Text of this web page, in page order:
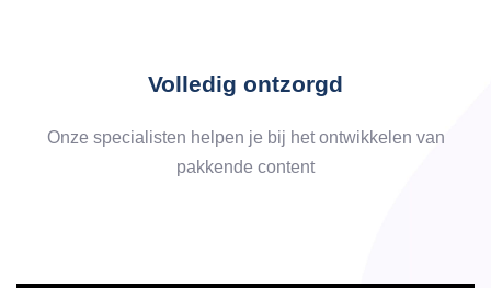
Volledig ontzorgd
Onze specialisten helpen je bij het ontwikkelen van
pakkende content